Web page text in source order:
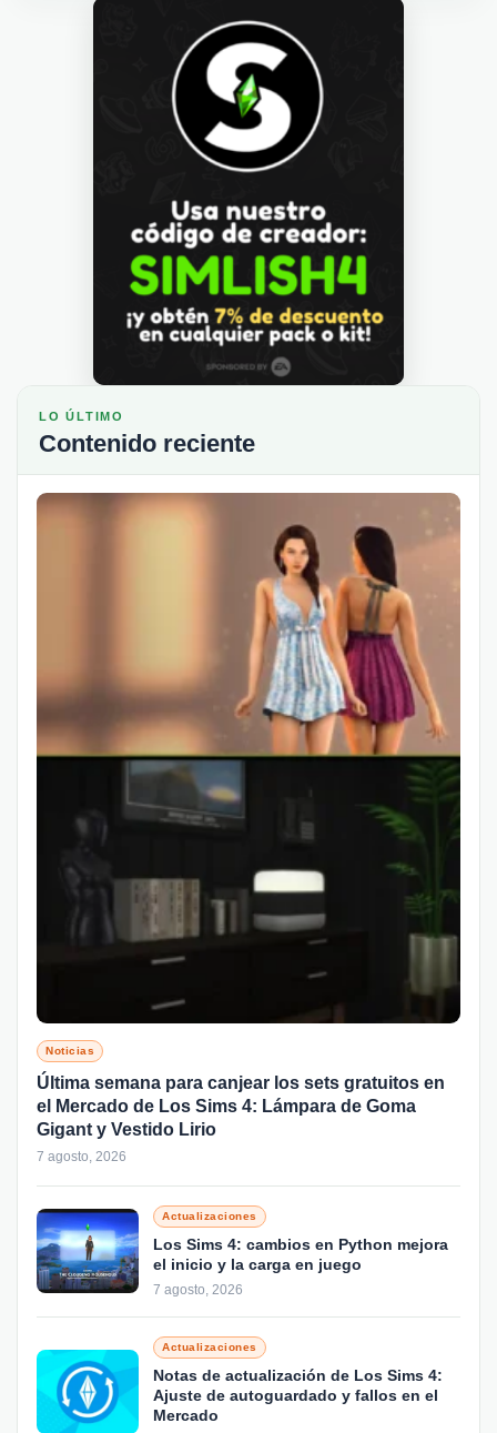
LO ÚLTIMO
Contenido reciente
Noticias
Última semana para canjear los sets gratuitos en
el Mercado de Los Sims 4: Lámpara de Goma
Gigant y Vestido Lirio
7 agosto, 2026
Actualizaciones
Los Sims 4: cambios en Python mejora
el inicio y la carga en juego
7 agosto, 2026
Actualizaciones
Notas de actualización de Los Sims 4:
Ajuste de autoguardado y fallos en el
Mercado